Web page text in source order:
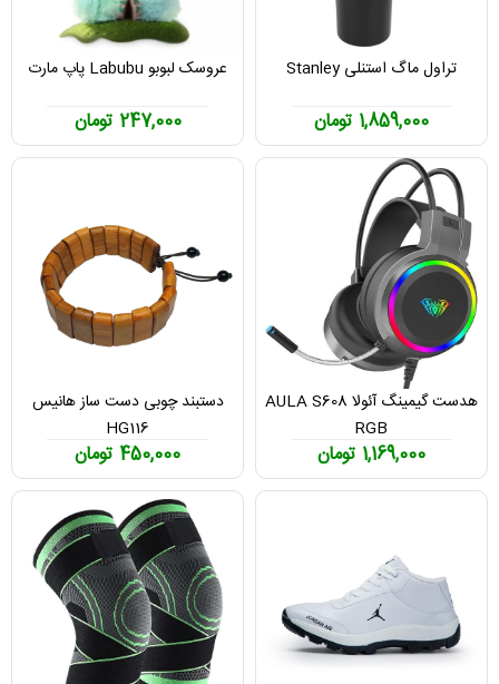
تراول ماگ استنلی Stanley
1,859,000 تومان
عروسک لبوبو Labubu پاپ مارت
247,000 تومان
هدست گیمینگ آئولا AULA S608
RGB
1,169,000 تومان
دستبند چوبی دست ساز هانیس
HG116
450,000 تومان